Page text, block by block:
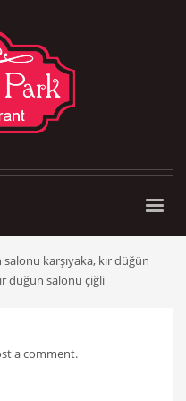
karşıyaka, kır düğün
düğün salonu çiğli
a comment.